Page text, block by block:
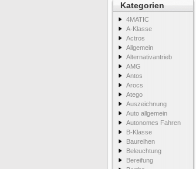
Kategorien
4MATIC
A-Klasse
Actros
Allgemein
Alternativantrieb
AMG
Antos
Arocs
Atego
Auszeichnung
Auto allgemein
Autonomes Fahren
B-Klasse
Baureihen
Beleuchtung
Bereifung